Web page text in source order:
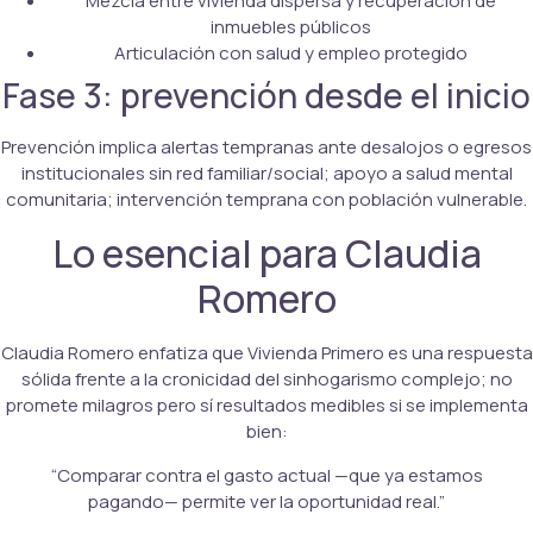
inmuebles públicos
Articulación con salud y empleo protegido
Fase 3: prevención desde el inicio
Prevención implica alertas tempranas ante desalojos o egresos
institucionales sin red familiar/social; apoyo a salud mental
comunitaria; intervención temprana con población vulnerable.
Lo esencial para Claudia
Romero
Claudia Romero enfatiza que Vivienda Primero es una respuesta
sólida frente a la cronicidad del sinhogarismo complejo; no
promete milagros pero sí resultados medibles si se implementa
bien:
“Comparar contra el gasto actual —que ya estamos
pagando— permite ver la oportunidad real.”